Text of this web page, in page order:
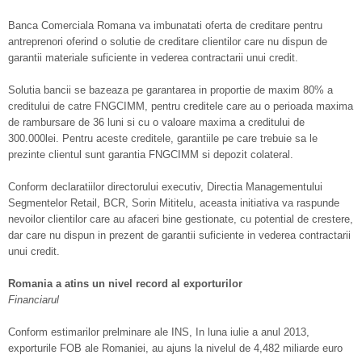
Banca Comerciala Romana va imbunatati oferta de creditare pentru
antreprenori oferind o solutie de creditare clientilor care nu dispun de
garantii materiale suficiente in vederea contractarii unui credit.
Solutia bancii se bazeaza pe garantarea in proportie de maxim 80% a
creditului de catre FNGCIMM, pentru creditele care au o perioada maxima
de rambursare de 36 luni si cu o valoare maxima a creditului de
300.000lei. Pentru aceste creditele, garantiile pe care trebuie sa le
prezinte clientul sunt garantia FNGCIMM si depozit colateral.
Conform declaratiilor directorului executiv, Directia Managementului
Segmentelor Retail, BCR, Sorin Mititelu, aceasta initiativa va raspunde
nevoilor clientilor care au afaceri bine gestionate, cu potential de crestere,
dar care nu dispun in prezent de garantii suficiente in vederea contractarii
unui credit.
Romania a atins un nivel record al exporturilor
Financiarul
Conform estimarilor prelminare ale INS, In luna iulie a anul 2013,
exporturile FOB ale Romaniei, au ajuns la nivelul de 4,482 miliarde euro